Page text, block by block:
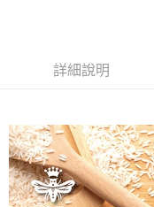
５．嚴禁一人註冊多個帳號
恩沛科技股份有限公司將有
每筆NT$100，滿
每筆NT$80，滿
詳細說明